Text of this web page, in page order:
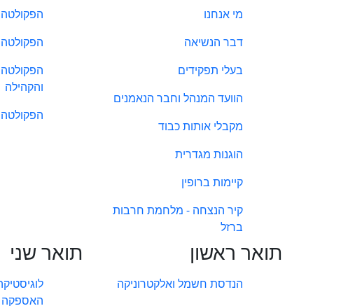
מי אנחנו
דבר הנשיאה
בעלי תפקידים
הוועד המנהל וחבר הנאמנים
מקבלי אותות כבוד
הוגנות מגדרית
קיימות ברופין
קיר הנצחה - מלחמת חרבות
ברזל
הפקולטה
והקהילה
תואר ראשון
הנדסת חשמל ואלקטרוניקה
תואר שני
האספקה